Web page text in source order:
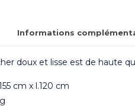
Informations
doux et lisse est de haute
cm x l.120 cm